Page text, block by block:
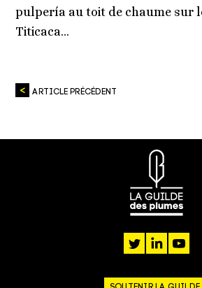
pulpería au toit de chaume sur
Titicaca…
ARTICLE PRÉCÉDENT
twitter